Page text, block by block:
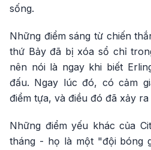
sống.
Những điểm sáng từ chiến
thứ Bảy đã bị xóa sổ chỉ
nên nói là ngay khi biết
đấu. Ngay lúc đó, có cảm
điểm tựa, và điều đó đã xảy
Những điểm yếu khác của
tháng - họ là một "đội bóng